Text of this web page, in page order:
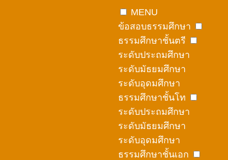
MENU
ข้อสอบธรรมศึกษา
ธรรมศึกษาชั้นตรี
ระดับประถมศึกษา
ระดับมัธยมศึกษา
ระดับอุดมศึกษา
ธรรมศึกษาชั้นโท
ระดับประถมศึกษา
ระดับมัธยมศึกษา
ระดับอุดมศึกษา
ธรรมศึกษาชั้นเอก